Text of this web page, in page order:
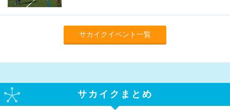
サカイクイベント一覧
サカイクまとめ